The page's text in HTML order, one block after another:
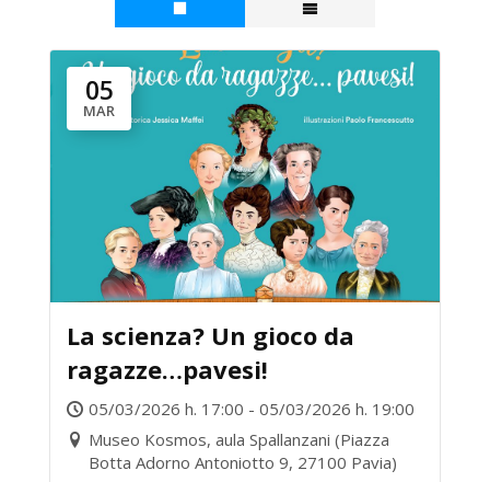
05
MAR
La scienza? Un gioco da
ragazze…pavesi!
05/03/2026 h. 17:00 - 05/03/2026 h. 19:00
Museo Kosmos, aula Spallanzani (Piazza
Botta Adorno Antoniotto 9, 27100 Pavia)